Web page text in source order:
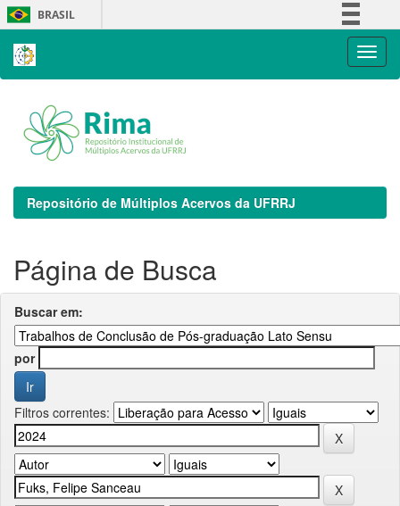
Skip
navigation
BRASIL
Repositório de Múltiplos Acervos da UFRRJ
Página de Busca
Buscar em:
por
Filtros correntes: